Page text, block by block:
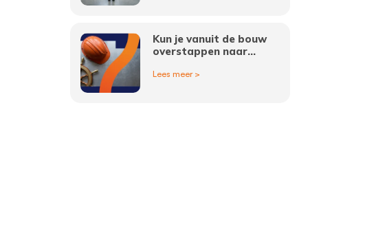
Kun je vanuit de bouw
overstappen naar
Lees meer >